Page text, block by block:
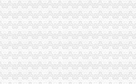
楼盘盼升值-重庆搜狐焦点
应用webapp-兔展H5作品
资讯
务咨询,企业验资_重庆会计审计_重庆
寿糕重庆糕巴国城糕_淘
有车难开（转载）_重庆_论坛_天涯社区
新闻（581）-吉屋网